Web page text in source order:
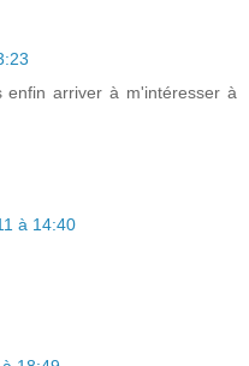
enfin arriver à m'intéresser à
à 14:40